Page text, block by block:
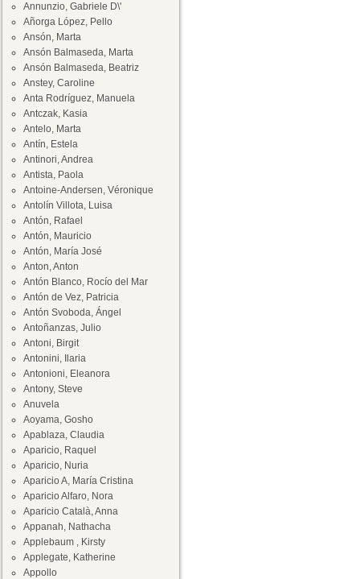
Annunzio, Gabriele D\'
Añorga López, Pello
Ansón, Marta
Ansón Balmaseda, Marta
Ansón Balmaseda, Beatriz
Anstey, Caroline
Anta Rodríguez, Manuela
Antczak, Kasia
Antelo, Marta
Antín, Estela
Antinori, Andrea
Antista, Paola
Antoine-Andersen, Véronique
Antolín Villota, Luisa
Antón, Rafael
Antón, Mauricio
Antón, María José
Anton, Anton
Antón Blanco, Rocío del Mar
Antón de Vez, Patricia
Antón Svoboda, Ángel
Antoñanzas, Julio
Antoni, Birgit
Antonini, Ilaria
Antonioni, Eleanora
Antony, Steve
Anuvela
Aoyama, Gosho
Apablaza, Claudia
Aparicio, Raquel
Aparicio, Nuria
Aparicio A, María Cristina
Aparicio Alfaro, Nora
Aparicio Català, Anna
Appanah, Nathacha
Applebaum , Kirsty
Applegate, Katherine
Appollo